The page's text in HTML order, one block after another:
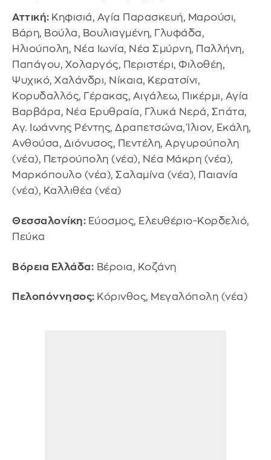
Αττική: Κηφισιά, Αγία Παρασκευή, Μαρούσι,
Βάρη, Βούλα, Βουλιαγμένη, Γλυφάδα,
Ηλιούπολη, Νέα Ιωνία, Νέα Σμύρνη, Παλλήνη,
Παπάγου, Χολαργός, Περιστέρι, Φιλοθέη,
Ψυχικό, Χαλάνδρι, Νίκαια, Κερατσίνι,
Κορυδαλλός, Γέρακας, Αιγάλεω, Πικέρμι, Αγία
Βαρβάρα, Νέα Ερυθραία, Γλυκά Νερά, Σπάτα,
Αγ. Ιωάννης Ρέντης, Δραπετσώνα, Ίλιον, Εκάλη,
Ανθούσα, Διόνυσος, Πεντέλη, Αργυρούπολη
(νέα), Πετρούπολη (νέα), Νέα Μάκρη (νέα),
Μαρκόπουλο (νέα), Σαλαμίνα (νέα), Παιανία
(νέα), Καλλιθέα (νέα)
Θεσσαλονίκη: Εύοσμος, Ελευθέριο-Κορδελιό,
Πεύκα
Βόρεια Ελλάδα: Βέροια, Κοζάνη
Πελοπόννησος: Κόρινθος, Μεγαλόπολη (νέα)